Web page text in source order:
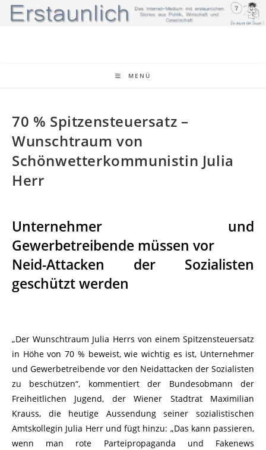
Zum
Inhalt
MENÜ
70 % Spitzensteuersatz –
Wunschtraum von
Schönwetterkommunistin Julia
Herr
Unternehmer und
Gewerbetreibende müssen vor
Neid-Attacken der Sozialisten
geschützt werden
„Der Wunschtraum Julia Herrs von einem Spitzensteuersatz
in Höhe von 70 % beweist, wie wichtig es ist, Unternehmer
und Gewerbetreibende vor den Neidattacken der Sozialisten
zu beschützen“, kommentiert der Bundesobmann der
Freiheitlichen Jugend, der Wiener Stadtrat Maximilian
Krauss, die heutige Aussendung seiner sozialistischen
Amtskollegin Julia Herr und fügt hinzu: „Das kann passieren,
wenn man rote Parteipropaganda und Fakenews